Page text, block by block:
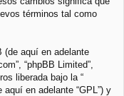
términos tal como
(de aquí en adelante
“phpBB Limited”,
liberada bajo la “
aquí en adelante “GPL”) y